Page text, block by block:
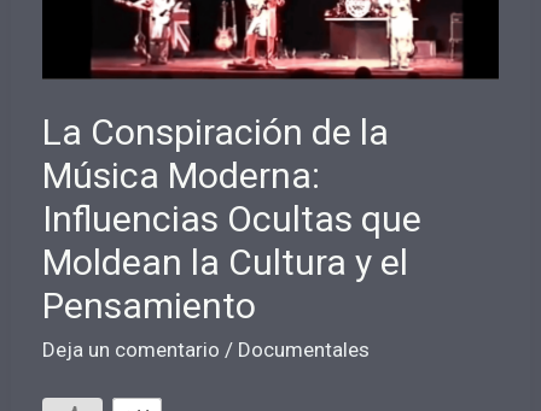
La Conspiración de la
Música Moderna:
Influencias Ocultas que
Moldean la Cultura y el
Pensamiento
Deja un comentario / Documentales